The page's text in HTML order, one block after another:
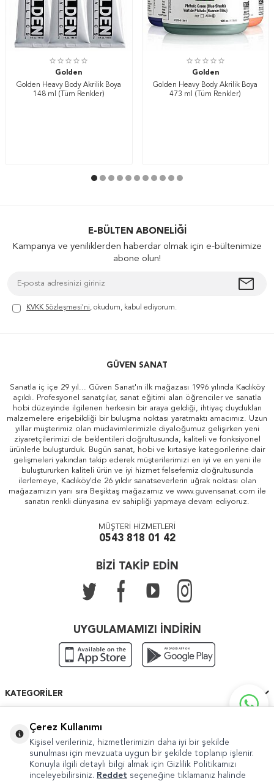
Golden
Golden Heavy Body Akrilik Boya
148 ml (Tüm Renkler)
Golden
Golden Heavy Body Akrilik Boya
473 ml (Tüm Renkler)
E-BÜLTEN ABONELIĞI
Kampanya ve yeniliklerden haberdar olmak için e-bültenimize
abone olun!
KVKK Sözleşmesi'ni, okudum, kabul ediyorum.
GÜVEN SANAT
Sanatla iç içe 29 yıl... Güven Sanat'ın ilk mağazası 1996 yılında Kadıköy
açıldı. Profesyonel sanatçılar, sanat eğitimi alan öğrenciler ve sanatla
hobi düzeyinde ilgilenen herkesin bir araya geldiği, ihtiyaç duydukları
malzemelere erişebildiği bir buluşma noktası yaratmaktı amacımız. Uzun
yıllar müşterimiz olan müdavimlerimizle diyaloğumuz gelişirken yeni
ziyaretçilerimizi de beklentileri doğrultusunda, kaliteli ve fonksiyonel
ürünlerle buluşturduk. Bugün sanat, hobi ve kırtasiye kategorilerine dair
gelişmeleri yakından takip ederek müşterilerimizi en iyi ve en yeni ile
buluştururken kaliteli ürün ve iyi hizmet felsefemiz doğrultusunda
ilerlemeye, Kadıköy'de 26 yıldır sanatseverlerin uğrak noktası olan
mağazamızın yanı sıra Beşiktaş mağazamız ve www.guvensanat.com ile
sanatın renkli dünyasına ev sahipliği yapmaya devam ediyoruz.
MÜŞTERİ HİZMETLERİ
0543 818 01 42
BİZİ TAKİP EDİN
UYGULAMAMIZI İNDİRİN
KATEGORILER
HIZLI ERIŞIM
Çerez Kullanımı
Kişisel verileriniz, hizmetlerimizin daha iyi bir şekilde
sunulması için mevzuata uygun bir şekilde toplanıp işlenir.
Konuyla ilgili detaylı bilgi almak için Gizlilik Politikamızı
inceleyebilirsiniz. Reddet seçeneğine tıklamanız halinde